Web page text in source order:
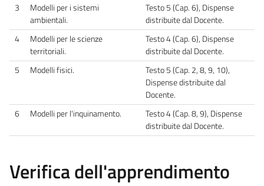
3
Modelli per i sistemi
ambientali.
Testo 5 (Cap. 6), Dispense
distribuite dal Docente.
4
Modelli per le scienze
territoriali.
Testo 4 (Cap. 6), Dispense
distribuite dal Docente.
5
Modelli fisici.
Testo 5 (Cap. 2, 8, 9, 10),
Dispense distribuite dal
Docente.
6
Modelli per l'inquinamento.
Testo 4 (Cap. 8, 9), Dispense
distribuite dal Docente.
Verifica dell'apprendimento